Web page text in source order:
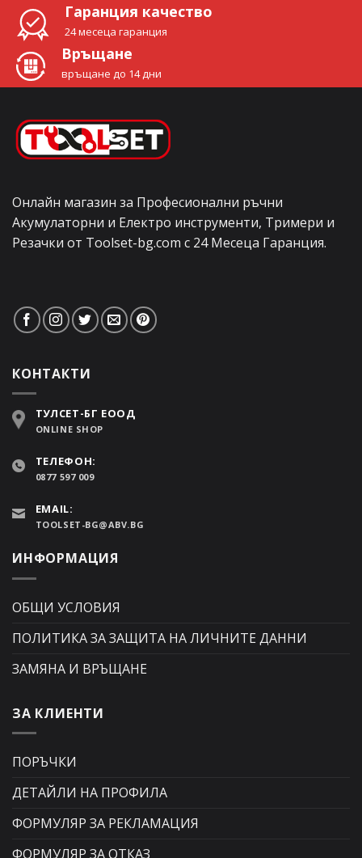
Гаранция качество
24 месеца гаранция
Връщане
връщане до 14 дни
Онлайн магазин за Професионални ръчни
Акумулаторни и Електро инструменти, Тримери и
Резачки от Toolset-bg.com с 24 Месеца Гаранция.
КОНТАКТИ
ТУЛСЕТ-БГ ЕООД
ONLINE SHOP
ТЕЛЕФОН:
0877 597 009
EMAIL:
TOOLSET-BG@ABV.BG
ИНФОРМАЦИЯ
ОБЩИ УСЛОВИЯ
ПОЛИТИКА ЗА ЗАЩИТА НА ЛИЧНИТЕ ДАННИ
ЗАМЯНА И ВРЪЩАНЕ
ЗА КЛИЕНТИ
ПОРЪЧКИ
ДЕТАЙЛИ НА ПРОФИЛА
ФОРМУЛЯР ЗА РЕКЛАМАЦИЯ
ФОРМУЛЯР ЗА ОТКАЗ